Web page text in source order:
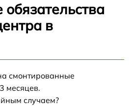
в
смонтированные
месяцев.
случаем?